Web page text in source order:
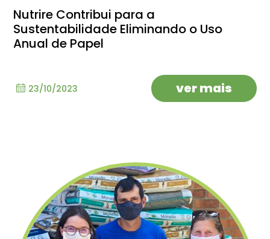
Nutrire Contribui para a
Sustentabilidade Eliminando o Uso
Anual de Papel
23/10/2023 ver mais